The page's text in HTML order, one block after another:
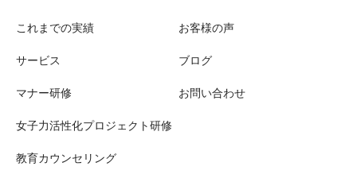
これまでの実績
サービス
マナー研修
女子力活性化プロジェクト研修
教育カウンセリング
お客様の声
ブログ
お問い合わせ